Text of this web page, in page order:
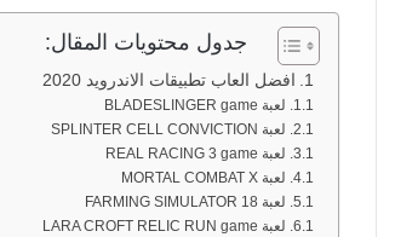
جدول محتويات المقال:
افضل العاب تطبيقات الاندرويد 2020
لعبة BLADESLINGER game
لعبة SPLINTER CELL CONVICTION
لعبة REAL RACING 3 game
لعبة MORTAL COMBAT X
لعبة FARMING SIMULATOR 18
لعبة LARA CROFT RELIC RUN game